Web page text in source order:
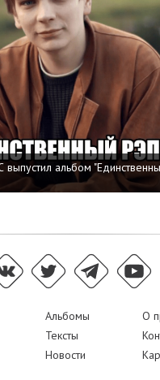
выпустил альбом
Альбомы
О
Тексты
Новости